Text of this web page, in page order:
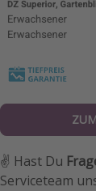
✌️ Hast Du
Serviceteam